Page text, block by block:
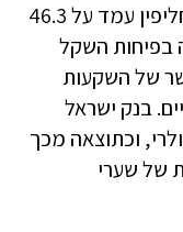
77.3 , כאשר בתחילת השנה שער החליפין עמד על 46.3
בפיחות השקל
של השקעות
בנק ישראל
וכתוצאה מכך
של שערי